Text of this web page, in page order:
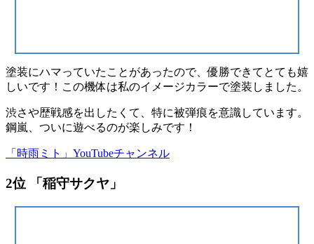
塗装にハマっていたことがあったので、優勝できてとても嬉
しいです！この機体は私のイメージカラーで塗装しました。
渋さや歴戦感を出したくて、特に被弾痕を意識しています。
鋼嵐、ついに遊べるのが楽しみです！
「時雨ミト」YouTubeチャンネル
2位 「稲守サクヤ」